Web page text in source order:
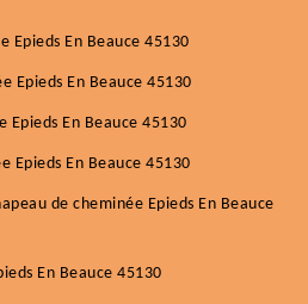
Epieds En Beauce 45130
Epieds En Beauce 45130
Epieds En Beauce 45130
Epieds En Beauce 45130
de cheminée Epieds En Beauce
En Beauce 45130